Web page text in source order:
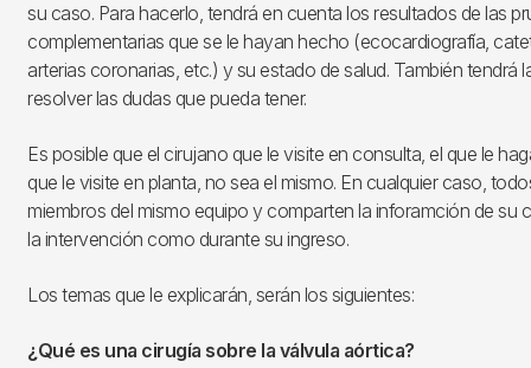
su caso. Para hacerlo, tendrá en cuenta los resultados de las
complementarias que se le hayan hecho (ecocardiografía,
arterias coronarias, etc.) y su estado de salud. También tendrá
resolver las dudas que pueda tener.
Es posible que el cirujano que le visite en consulta, el que le
que le visite en planta, no sea el mismo. En cualquier caso,
miembros del mismo equipo y comparten la inforamción de su
la intervención como durante su ingreso.
Los temas que le explicarán, serán los siguientes:
¿Qué es una cirugía sobre la válvula aórtica?